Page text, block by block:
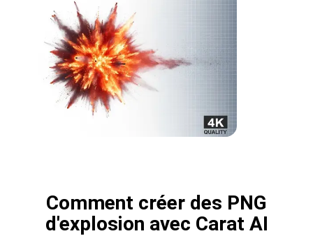
Comment créer des PNG
d'explosion avec Carat AI